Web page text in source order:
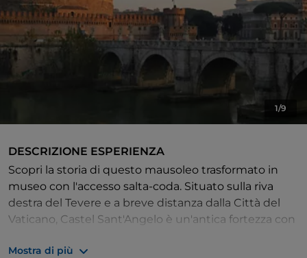
1/9
DESCRIZIONE ESPERIENZA
Scopri la storia di questo mausoleo trasformato in
museo con l'accesso salta-coda. Situato sulla riva
destra del Tevere e a breve distanza dalla Città del
Vaticano, Castel Sant'Angelo è un'antica fortezza con
Mostra di più